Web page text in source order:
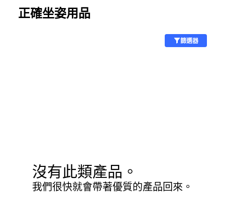
正確坐姿用品
篩選器
沒有此類產品。
我們很快就會帶著優質的產品回來。